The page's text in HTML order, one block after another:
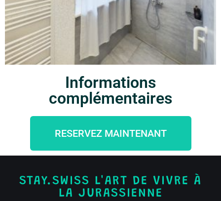
Informations
complémentaires
RESERVEZ MAINTENANT
STAY.SWISS L'ART DE VIVRE À
LA JURASSIENNE